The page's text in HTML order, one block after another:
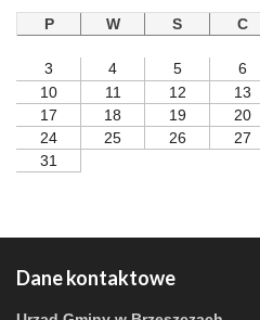
P
W S C
3
4 5 6
10
11 12 13
17
18 19 20
24
25 26 27
31
Dane kontaktowe